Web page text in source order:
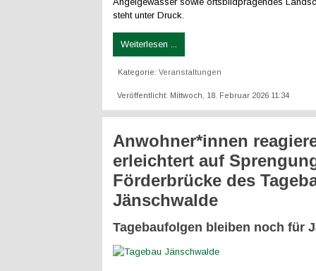
steht unter Druck.
Weiterlesen ...
Kategorie: Veranstaltungen
Veröffentlicht: Mittwoch, 18. Februar 2026 11:34
Anwohner*innen
erleichtert auf
Förderbrücke des
Jänschwalde
Tagebaufolgen bleiben noch für